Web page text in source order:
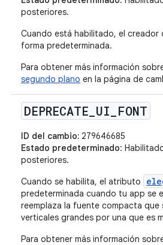
posteriores.
Cuando está habilitado, el creador
forma predeterminada.
Para obtener más información
segundo plano en la página de
DEPRECATE UI FONT
ID del cambio: 279646685
Estado predeterminado:
posteriores.
Cuando se habilita, el atributo
predeterminada cuando tu app se
reemplaza la fuente compacta
verticales grandes por una que es
Para obtener más información